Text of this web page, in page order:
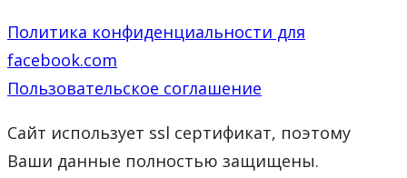
Политика конфиденциальности для
facebook.com
Пользовательское соглашение
Сайт использует ssl сертификат, поэтому
Ваши данные полностью защищены.